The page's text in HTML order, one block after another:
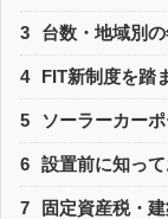
3 台数・地域別
4 FIT新制度を踏
5 ソーラーカー
6 設置前に知っ
7 固定資産税・